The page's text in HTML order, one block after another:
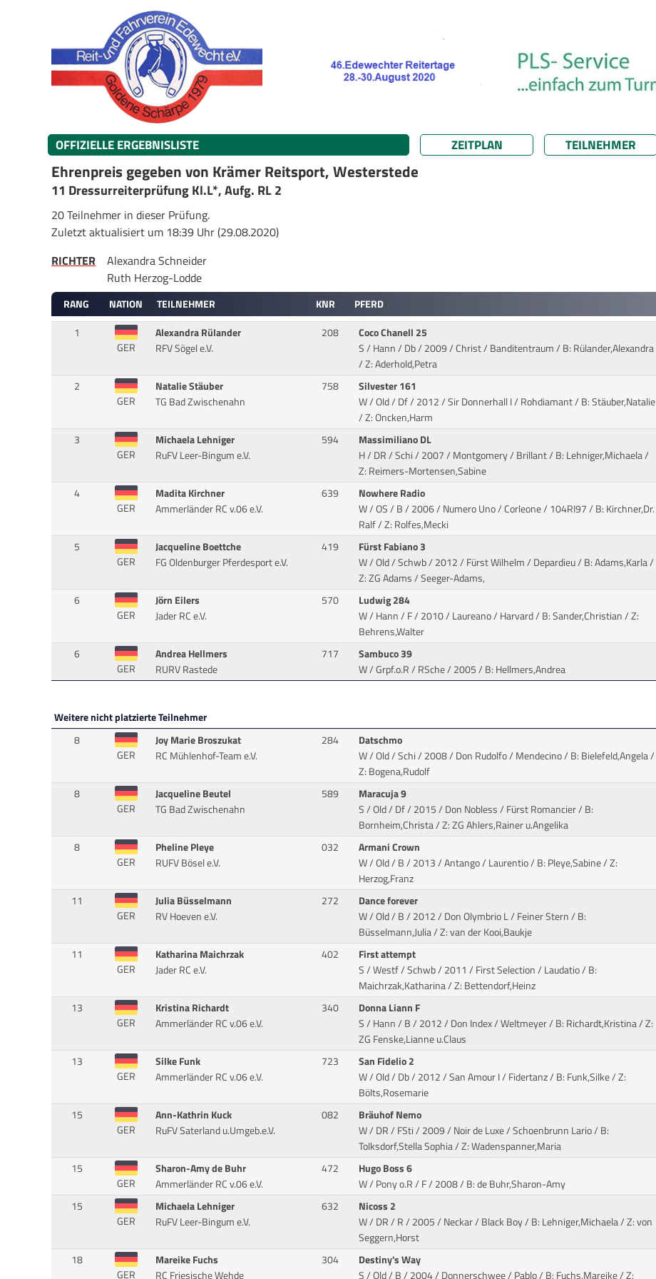
OFFIZIELLE ERGEBNISLISTE ZEITPLAN TEILNEHMER
Ehrenpreis gegeben von Krämer Reitsport, Westerstede
11 Dressurreiterprüfung Kl.L*, Aufg. RL 2
20 Teilnehmer in dieser Prüfung.
Zuletzt aktualisiert um 18:39 Uhr (29.08.2020)
RICHTER
Alexandra Schneider
Ruth Herzog-Lodde
RANG NATION TEILNEHMER KNR PFERD
1
GER
Alexandra Rülander
RFV Sögel e.V.
208
Coco Chanell 25
S / Hann / Db / 2009 / Christ / Banditentraum/ B: Rülander,Alexandra
/ Z: Aderhold,Petra
2
GER
Natalie Stäuber
TG Bad Zwischenahn
758
Silvester 161
W / Old / Df / 2012 / Sir Donnerhall I / Rohdiamant/ B: Stäuber,Natalie
/ Z: Oncken,Harm
3
GER
Michaela Lehniger
RuFV Leer-Bingum e.V.
594
Massimiliano DL
H / DR / Schi / 2007 / Montgomery / Brillant/ B: Lehniger,Michaela /
Z: Reimers-Mortensen,Sabine
4
GER
Madita Kirchner
Ammerländer RC v.06 e.V.
639
Nowhere Radio
W / OS / B / 2006 / Numero Uno / Corleone/ 104RI97 / B: Kirchner,Dr.
Ralf / Z: Rolfes,Mecki
5
GER
Jacqueline Boettche
FG Oldenburger Pferdesport e.V.
419
Fürst Fabiano 3
W / Old / Schwb / 2012 / Fürst Wilhelm / Depardieu/ B: Adams,Karla /
Z: ZG Adams / Seeger-Adams,
6
GER
Jörn Eilers
Jader RC e.V.
570
Ludwig 284
W / Hann / F / 2010 / Laureano / Harvard/ B: Sander,Christian / Z:
Behrens,Walter
6
GER
Andrea Hellmers
RURV Rastede
717
Sambuco 39
W / Grpf.o.R / RSche / 2005/ B: Hellmers,Andrea
Weitere nicht platzierte Teilnehmer
8
GER
Joy Marie Broszukat
RC Mühlenhof-Team e.V.
284
Datschmo
W / Old / Schi / 2008 / Don Rudolfo / Mendecino/ B: Bielefeld,Angela /
Z: Bogena,Rudolf
8
GER
Jacqueline Beutel
TG Bad Zwischenahn
589
Maracuja 9
S / Old / Df / 2015 / Don Nobless / Fürst Romancier/ B:
Bornheim,Christa / Z: ZG Ahlers,Rainer u.Angelika
8
GER
Pheline Pleye
RUFV Bösel e.V.
032
Armani Crown
W / Old / B / 2013 / Antango / Laurentio/ B: Pleye,Sabine / Z:
Herzog,Franz
11
GER
Julia Büsselmann
RV Hoeven e.V.
272
Dance forever
W / Old / B / 2012 / Don Olymbrio L / Feiner Stern/ B:
Büsselmann,Julia / Z: van der Kooi,Baukje
11
GER
Katharina Maichrzak
Jader RC e.V.
402
First attempt
S / Westf / Schwb / 2011 / First Selection / Laudatio/ B:
Maichrzak,Katharina / Z: Bettendorf,Heinz
13
GER
Kristina Richardt
Ammerländer RC v.06 e.V.
340
Donna Liann F
S / Hann / B / 2012 / Don Index / Weltmeyer/ B: Richardt,Kristina / Z:
ZG Fenske,Lianne u.Claus
13
GER
Silke Funk
Ammerländer RC v.06 e.V.
723
San Fidelio 2
W / Old / Db / 2012 / San Amour I / Fidertanz/ B: Funk,Silke / Z:
Bölts,Rosemarie
15
GER
Ann-Kathrin Kuck
RuFV Saterland u.Umgeb.e.V.
082
Bräuhof Nemo
W / DR / FSti / 2009 / Noir de Luxe / Schoenbrunn Lario/ B:
Tolksdorf,Stella Sophia / Z: Wadenspanner,Maria
15
GER
Sharon-Amy de Buhr
Ammerländer RC v.06 e.V.
472
Hugo Boss 6
W / Pony o.R / F / 2008/ B: de Buhr,Sharon-Amy
15
GER
Michaela Lehniger
RuFV Leer-Bingum e.V.
632
Nicoss 2
W / DR / R / 2005 / Neckar / Black Boy/ B: Lehniger,Michaela / Z: von
Seggern,Horst
18
GER
Mareike Fuchs
RC Friesische Wehde
304
Destiny's Way
S / Old / B / 2004 / Donnerschwee / Pablo/ B: Fuchs,Mareike / Z: